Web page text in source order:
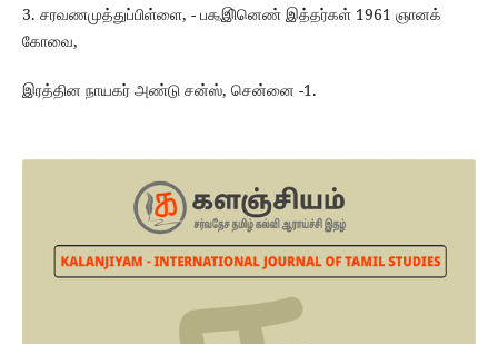
3. சரவணமுத்துப்பிள்ளை, - ப௲இினெண்‌ இத்தர்கள்‌ 1961 ஞானக்‌
கோவை,
இரத்தின நாயகர்‌ அண்டு சன்ஸ்‌, சென்னை -1.